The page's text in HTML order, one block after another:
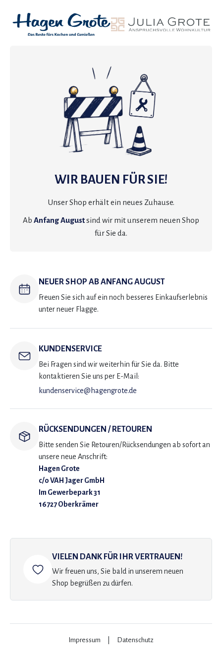
WIR BAUEN FÜR SIE!
Unser Shop erhält ein neues Zuhause.
Ab Anfang Augustsind wir mit unserem neuen Shop
für Sie da.
NEUER SHOP AB ANFANG AUGUST
Freuen Sie sich auf ein noch besseres Einkaufserlebnis
unter neuer Flagge.
KUNDENSERVICE
Bei Fragen sind wir weiterhin für Sie da. Bitte
kontaktieren Sie uns per E-Mail:
kundenservice@hagengrote.de
RÜCKSENDUNGEN / RETOUREN
Bitte senden Sie Retouren/Rücksendungen ab sofort an
unsere neue Anschrift:
Hagen Grote
c/o VAH Jager GmbH
Im Gewerbepark 31
16727 Oberkrämer
VIELEN DANK FÜR IHR VERTRAUEN!
Wir freuen uns, Sie bald in unserem neuen
Shop begrüßen zu dürfen.
Impressum Datenschutz